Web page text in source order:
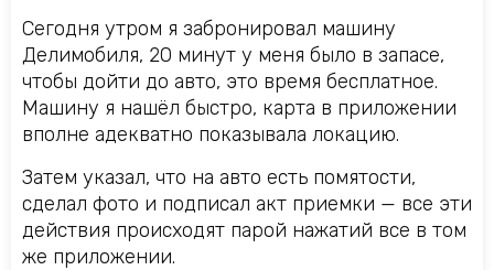
Сегодня утром я забронировал машину
Делимобиля, 20 минут у меня было в запасе,
чтобы дойти до авто, это время бесплатное.
Машину я нашёл быстро, карта в приложении
вполне адекватно показывала локацию.
Затем указал, что на авто есть помятости,
сделал фото и подписал акт приемки — все эти
действия происходят парой нажатий все в том
же приложении.